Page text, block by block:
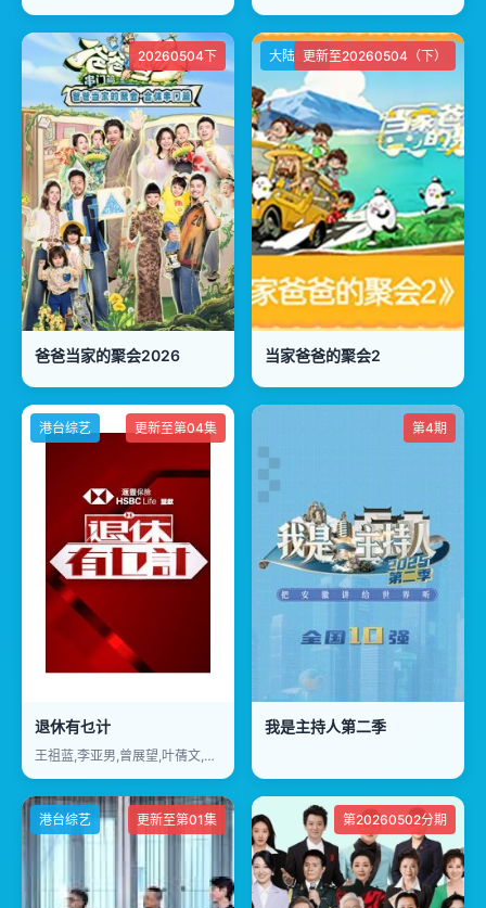
20260504下
爸爸当家的聚会2026
大陆综艺更新至20260504（下）
当家爸爸的聚会2
港台综艺 更新至第04集
退休有乜计
王祖蓝,李亚男,曾展望,叶蒨文,洪天明,蒋祖曼
第4期
我是主持人第二季
港台综艺 更新至第01集 第20260502分期